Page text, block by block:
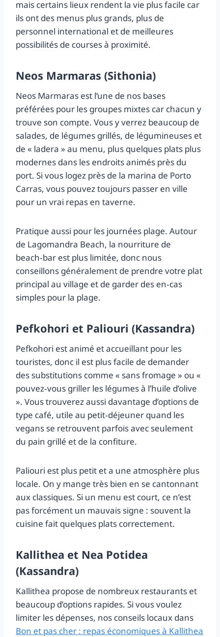
mais certains lieux rendent la vie plus facile car
ils ont des menus plus grands, plus de
personnel international et de meilleures
possibilités de courses à proximité.
Neos Marmaras (Sithonia)
Neos Marmaras est l’une de nos bases
préférées pour les groupes mixtes car chacun y
trouve son compte. Vous y verrez beaucoup de
salades, de légumes grillés, de légumineuses et
de « ladera » au menu, plus quelques plats plus
modernes dans les endroits animés près du
port. Si vous logez près de la marina de Porto
Carras, vous pouvez toujours passer en ville
pour un vrai repas en taverne.
Pratique aussi pour les journées plage. Autour
de Lagomandra Beach, la nourriture de
beach‑bar est plus limitée, donc nous
conseillons généralement de prendre votre plat
principal au village et de garder des en‑cas
simples pour la plage.
Pefkohori et Paliouri (Kassandra)
Pefkohori est animé et accueillant pour les
touristes, donc il est plus facile de demander
des substitutions comme « sans fromage » ou «
pouvez‑vous griller les légumes à l’huile d’olive
». Vous trouverez aussi davantage d’options de
type café, utile au petit‑déjeuner quand les
vegans se retrouvent parfois avec seulement
du pain grillé et de la confiture.
Paliouri est plus petit et a une atmosphère plus
locale. On y mange très bien en se cantonnant
aux classiques. Si un menu est court, ce n’est
pas forcément un mauvais signe : souvent la
cuisine fait quelques plats correctement.
Kallithea et Nea Potidea
(Kassandra)
Kallithea propose de nombreux restaurants et
beaucoup d’options rapides. Si vous voulez
limiter les dépenses, nos conseils locaux dans
Bon et pas cher : repas économiques à Kallithea